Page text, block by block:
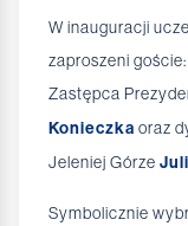
W inauguracji
zaproszeni
Zastępca
Konieczka oraz
Jeleniej Górze
Symbolicznie